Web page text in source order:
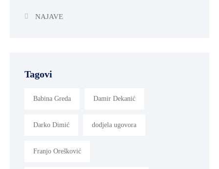
NAJAVE
Tagovi
Babina Greda Damir Dekanić
Darko Dimić dodjela ugovora
Franjo Orešković